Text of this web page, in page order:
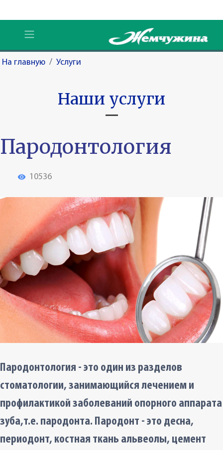
На главную / Услуги
Наши услуги
Пародонтология
10536
Пародонтология - это один из разделов
стоматологии, занимающийся лечением и
профилактикой заболеваний опорного аппарата
зуба,т.е. пародонта. Пародонт - это десна,
периодонт, костная ткань альвеолы, цемент